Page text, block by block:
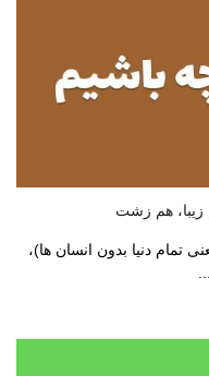
زیبا، هم زشت
تمام دنیا بدون انسان ها)،